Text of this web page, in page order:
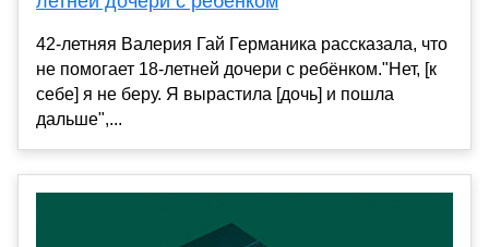
42-летняя Валерия Гай Германика рассказала, что
не помогает 18-летней дочери с ребёнком."Нет, [к
себе] я не беру. Я вырастила [дочь] и пошла
дальше",...